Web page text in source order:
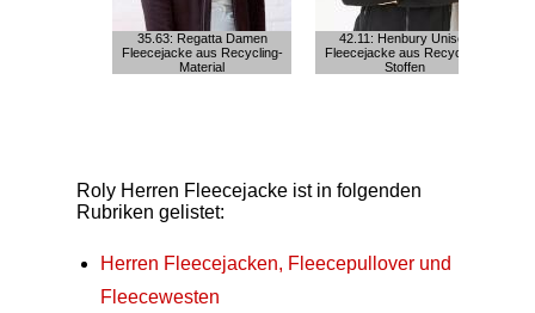
35.63: Regatta Damen
Fleecejacke aus Recycling-
Material
42.11: Henbury Unisex
Fleecejacke aus Recycling-
Stoffen
Roly Herren Fleecejacke ist in folgenden
Rubriken gelistet:
Herren Fleecejacken, Fleecepullover und
Fleecewesten